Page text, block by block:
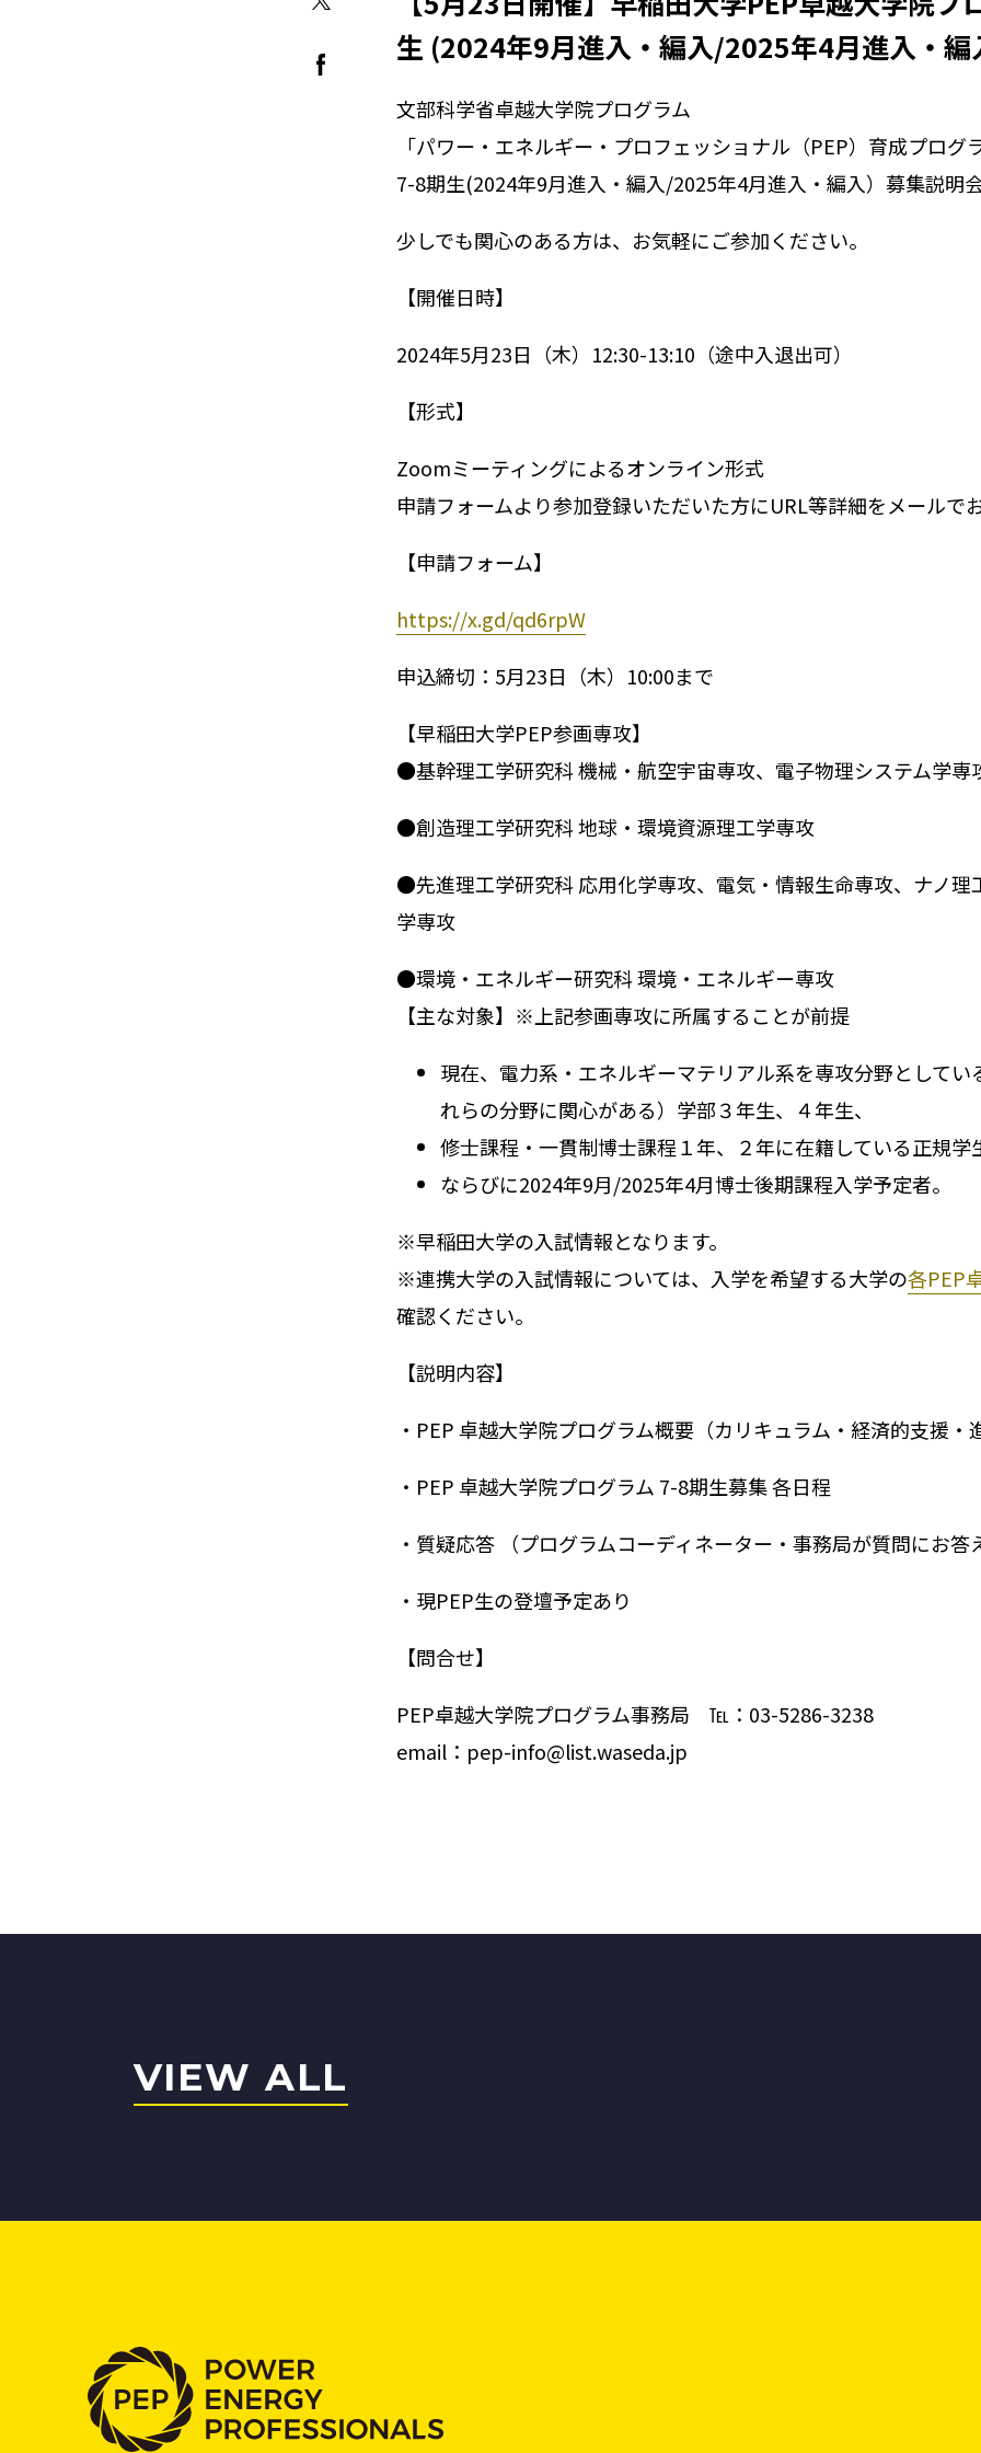
生 (2024年9月進入・編入/2025年4月進入・編
文部科学省卓越大学院プログラム
「パワー・エネルギー・プロフェッショナル（PEP）育成プログラ
7-8期生(2024年9月進入・編入/2025年4月進入・編入）募集説明
少しでも関心のある方は、お気軽にご参加ください。
【開催日時】
2024年5月23日（木）12:30-13:10（途中入退出可）
【形式】
Zoomミーティングによるオンライン形式
申請フォームより参加登録いただいた方にURL等詳細をメールで
【申請フォーム】
https://x.gd/qd6rpW
申込締切：5月23日（木）10:00まで
【早稲田大学PEP参画専攻】
●基幹理工学研究科 機械・航空宇宙専攻、電子物理システム学専
●創造理工学研究科 地球・環境資源理工学専攻
●先進理工学研究科 応用化学専攻、電気・情報生命専攻、ナノ理
学専攻
●環境・エネルギー研究科 環境・エネルギー専攻
【主な対象】※上記参画専攻に所属することが前提
現在、電力系・エネルギーマテリアル系を専攻分野としてい
れらの分野に関心がある）学部３年生、４年生、
修士課程・一貫制博士課程１年、２年に在籍している正規学
ならびに2024年9月/2025年4月博士後期課程入学予定者。
※早稲田大学の入試情報となります。
※連携大学の入試情報については、入学を希望する大学の各PEP
確認ください。
【説明内容】
・PEP 卓越大学院プログラム概要（カリキュラム・経済的支援・
・PEP 卓越大学院プログラム 7-8期生募集 各日程
・質疑応答 （プログラムコーディネーター・事務局が質問にお答
・現PEP生の登壇予定あり
【問合せ】
PEP卓越大学院プログラム事務局 ℡：03-5286-3238
email：pep-info@list.waseda.jp
VIEW ALL